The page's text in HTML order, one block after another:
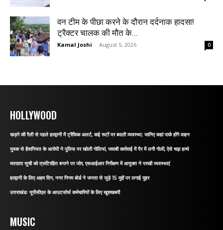
वन टीम के पीछा करने के दौरान दर्दनाक हादसा!
ट्रैक्टर चालक की मौत के...
Kamal Joshi - August 5, 2026 0
HOLLYWOOD
खड़गे की रैली से पहले हल्द्वानी में ट्रैफिक अलर्ट, कई रूटों पर बदली व्यवस्था; जानिए कहां पार्क होंगे वाहन
युवक से हैवानियत के आरोपी ने पुलिस पर खोली गोलियां, जवाबी कार्रवाई में पैर में लगी गोली, ऐसे चढ़ा हत्थे
मतदाता सूची को त्रुटिरहित बनाने पर जोर, एसआईआर निरीक्षण में आयुक्त ने परखी व्यवस्थाएं
हल्द्वानी के लिए अहम दिन, नगर निगम बोर्ड ने जनता से जुड़े 15 मुद्दों पर लगाई मुहर
उत्तराखंडः यूपीसीएल के आउटसोर्स कर्मचारियों के लिए खुशखबरी
MUSIC